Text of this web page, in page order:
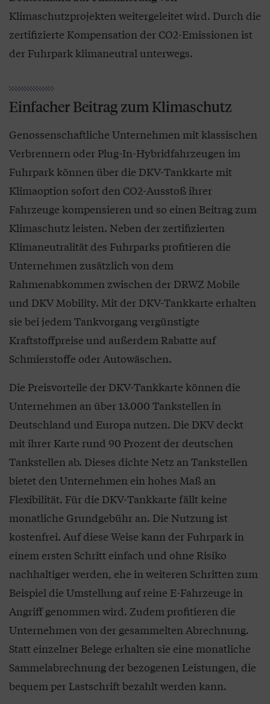
Klimaschutzprojekten weitergeleitet wird. Durch die
zertifizierte Kompensation der CO2-Emissionen ist
der Fuhrpark klimaneutral unterwegs.
Einfacher Beitrag zum Klimaschutz
Genossenschaftliche Unternehmen mit klassischen
Verbrennern oder Plug-In-Hybridfahrzeugen im
Fuhrpark können über die DKV-Tankkarte mit
Klimaoption sofort den CO2-Ausstoß ihrer
Fahrzeuge kompensieren und so einen Beitrag zum
Klimaschutz leisten. Neben der zertifizierten
Klimaneutralität des Fuhrparks profitieren die
Unternehmen zusätzlich von dem
Rahmenabkommen zwischen der DRWZ Mobile
und DKV Mobility. Mit der DKV-Tankkarte erhalten
sie bei jedem Tankvorgang vergünstigte
Kraftstoffpreise und außerdem Rabatte auf
Schmierstoffe oder Autowäschen.
Die Preisvorteile der DKV-Tankkarte können die
Unternehmen an über 13.000 Tankstellen in
Deutschland und Europa nutzen. Die DKV deckt
mit ihrer Karte rund 90 Prozent der deutschen
Tankstellen ab. Dieses dichte Netz an Tankstellen
bietet den Unternehmen ein hohes Maß an
Flexibilität. Für die DKV-Tankkarte fällt keine
monatliche Grundgebühr an. Die Nutzung ist
kostenfrei. Auf diese Weise kann der Fuhrpark in
einem ersten Schritt einfach und ohne Risiko
nachhaltiger werden, ehe in weiteren Schritten zum
Beispiel die Umstellung auf reine E-Fahrzeuge in
Angriff genommen wird. Zudem profitieren die
Unternehmen von der gesammelten Abrechnung.
Statt einzelner Belege erhalten sie eine monatliche
Sammelabrechnung der bezogenen Leistungen, die
bequem per Lastschrift bezahlt werden kann.